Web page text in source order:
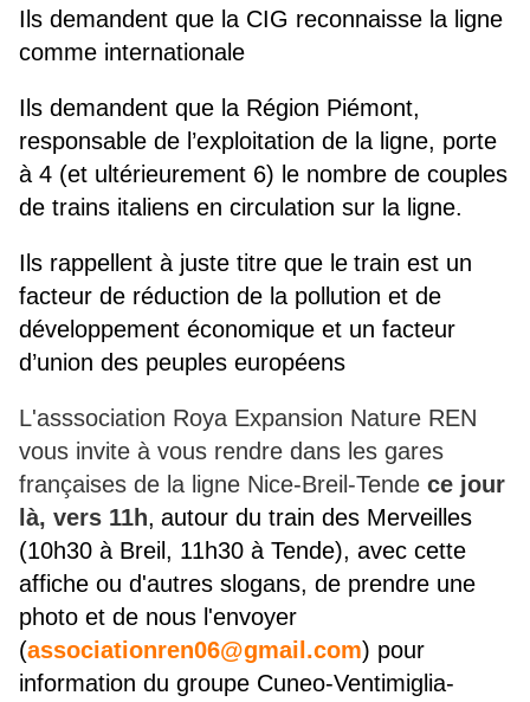
Ils demandent que la CIG reconnaisse la ligne
comme internationale
Ils demandent que la Région Piémont,
responsable de l’exploitation de la ligne, porte
à 4 (et ultérieurement 6) le nombre de couples
de trains italiens en circulation sur la ligne.
Ils rappellent à juste titre que le train est un
facteur de réduction de la pollution et de
développement économique et un facteur
d’union des peuples européens
L'asssociation Roya Expansion Nature REN
vous invite à vous rendre dans les gares
françaises de la ligne Nice-Breil-Tende ce jour
là, vers 11h, autour du train des Merveilles
(10h30 à Breil, 11h30 à Tende), avec cette
affiche ou d'autres slogans, de prendre une
photo et de nous l'envoyer
(associationren06@gmail.com) pour
information du groupe Cuneo-Ventimiglia-